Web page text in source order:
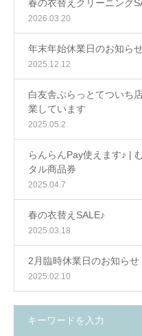
春の衣替えクリーニング
2026.03.20
年末年始休業日のお知ら
2025.12.12
白友舎ぷらっとてついち
業しています
2025.05.2
らんらんPay使えます♪ |
タル商品券
2025.04.7
春の衣替えSALE♪
2025.03.18
2月臨時休業日のお知らせ
2025.02.10
キーワードを入力